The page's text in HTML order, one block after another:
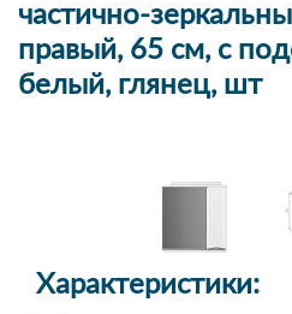
частично-
правый, 65 см, с
белый, глянец, шт
Характеристики: